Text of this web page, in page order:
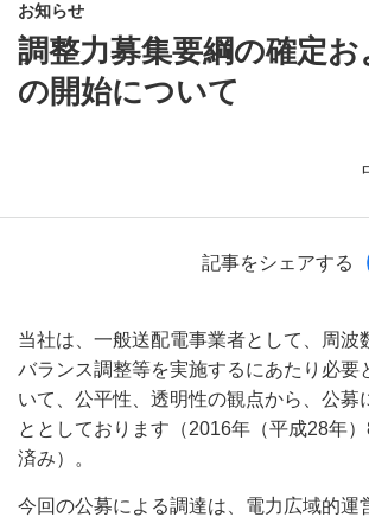
お知らせ
調整力募集要綱の確定
の開始について
記事をシェアする
当社は、一般送配電事業者として、周波
バランス調整等を実施するにあたり必要
いて、公平性、透明性の観点から、公募
ととしております（2016年（平成28年
済み）。
今回の公募による調達は、電力広域的運